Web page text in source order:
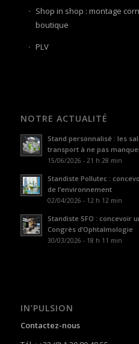
Shop in shop : montage
boutique
PLV
NOTRE ACTUALITÉ
Stand personnalisé : les
transport à ne pas
15/06/2026 - 21 h 28 min
Standiste Pollutec :
de l’environnement
02/04/2026 - 12 h 12 min
Standiste SFO : concevoir
Congrès d’Ophtalmologie
30/03/2026 - 18 h 11 min
IN’PULSION
Contactez-nous